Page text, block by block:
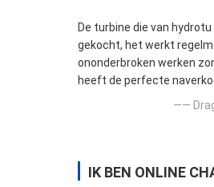
De turbine die van
gekocht, het werkt
ononderbroken werken
heeft de perfecte
——
IK BEN ONLINE